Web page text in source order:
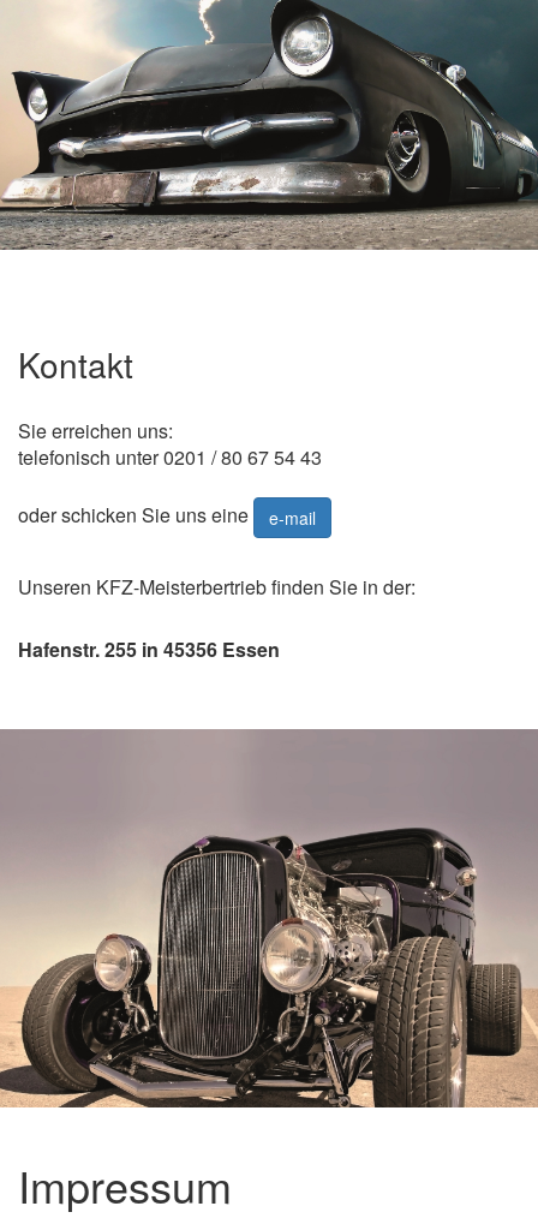
Kontakt
Sie erreichen uns:
telefonisch unter 0201 / 80 67 54 43
oder schicken Sie uns eine e-mail
Unseren KFZ-Meisterbertrieb finden Sie in der:
Hafenstr. 255 in 45356 Essen
Impressum